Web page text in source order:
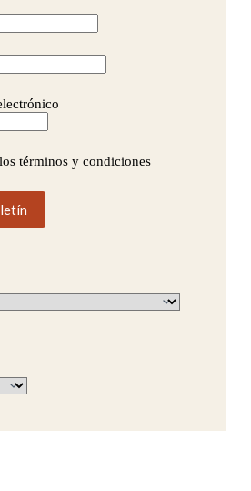
términos y condiciones